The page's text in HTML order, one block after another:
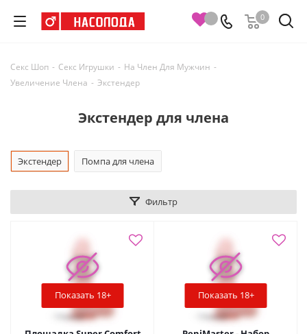
0
Секс Шоп - Секс Игрушки - На Член Для Мужчин -
Увеличение Члена - Экстендер
Экстендер для члена
Фильтр
Показать 18+ Показать 18+
Экстендер Помпа для члена